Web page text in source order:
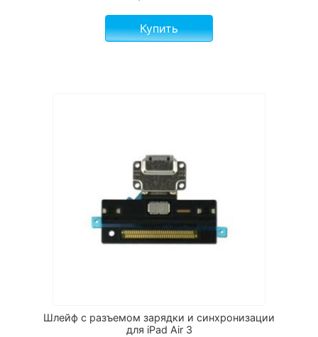
Купить
Шлейф с разъемом зарядки и синхронизации
для iPad Air 3